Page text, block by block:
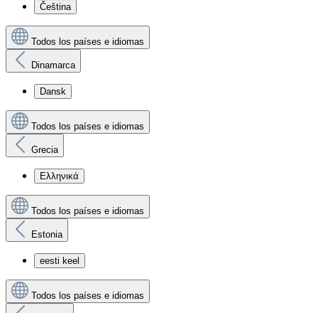
Čeština
Todos los países e idiomas
Dinamarca
Dansk
Todos los países e idiomas
Grecia
Ελληνικά
Todos los países e idiomas
Estonia
eesti keel
Todos los países e idiomas